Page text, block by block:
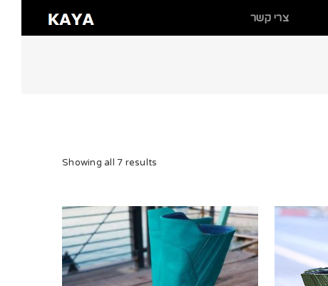
צרי קשר
Showing all 7 results